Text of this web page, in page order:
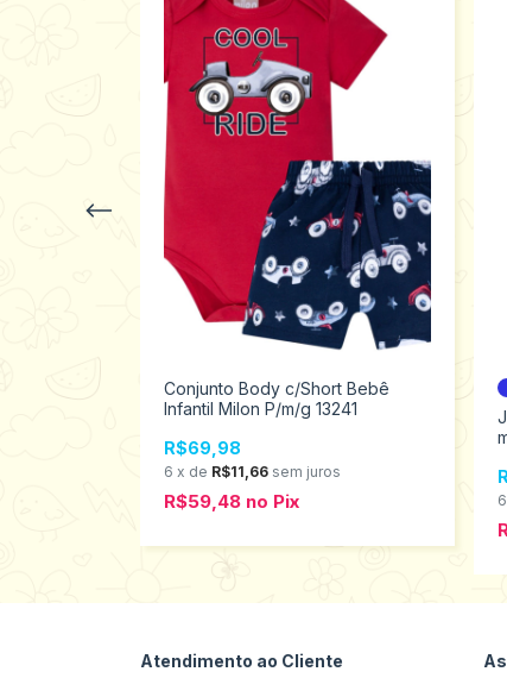
Conjunto Body c/Short Bebê
Infantil Milon P/m/g 13241
R$69,98
6 x de R$11,66 sem juros
R$59,48 no Pix 6
Atendimento ao Cliente